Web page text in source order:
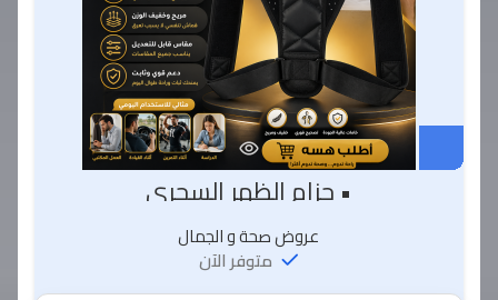
• حزام الظهر السحرى
عروض صحة و الجمال
متوفر الآن